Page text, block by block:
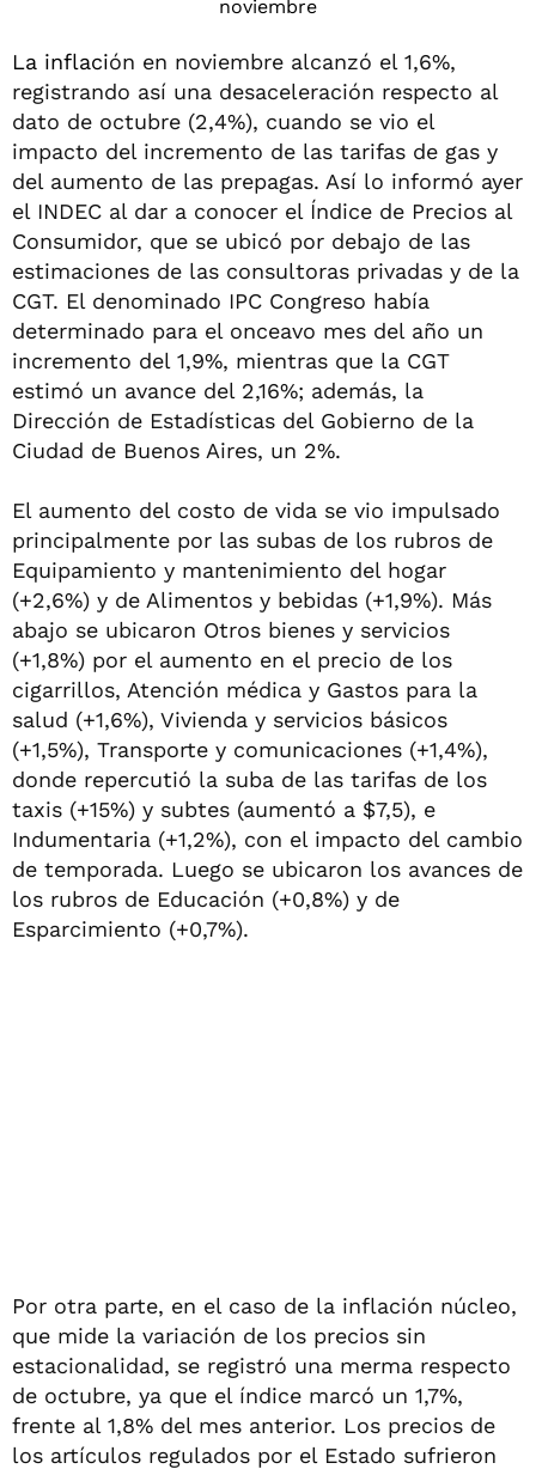
La inflación en noviembre alcanzó el 1,6%,
registrando así una desaceleración respecto al
dato de octubre (2,4%), cuando se vio el
impacto del incremento de las tarifas de gas y
del aumento de las prepagas. Así lo informó ayer
el INDEC al dar a conocer el Índice de Precios al
Consumidor, que se ubicó por debajo de las
estimaciones de las consultoras privadas y de la
CGT. El denominado IPC Congreso había
determinado para el onceavo mes del año un
incremento del 1,9%, mientras que la CGT
estimó un avance del 2,16%; además, la
Dirección de Estadísticas del Gobierno de la
Ciudad de Buenos Aires, un 2%.
El aumento del costo de vida se vio impulsado
principalmente por las subas de los rubros de
Equipamiento y mantenimiento del hogar
(+2,6%) y de Alimentos y bebidas (+1,9%). Más
abajo se ubicaron Otros bienes y servicios
(+1,8%) por el aumento en el precio de los
cigarrillos, Atención médica y Gastos para la
salud (+1,6%), Vivienda y servicios básicos
(+1,5%), Transporte y comunicaciones (+1,4%),
donde repercutió la suba de las tarifas de los
taxis (+15%) y subtes (aumentó a $7,5), e
Indumentaria (+1,2%), con el impacto del cambio
de temporada. Luego se ubicaron los avances de
los rubros de Educación (+0,8%) y de
Esparcimiento (+0,7%).
Por otra parte, en el caso de la inflación núcleo,
que mide la variación de los precios sin
estacionalidad, se registró una merma respecto
de octubre, ya que el índice marcó un 1,7%,
frente al 1,8% del mes anterior. Los precios de
los artículos regulados por el Estado sufrieron